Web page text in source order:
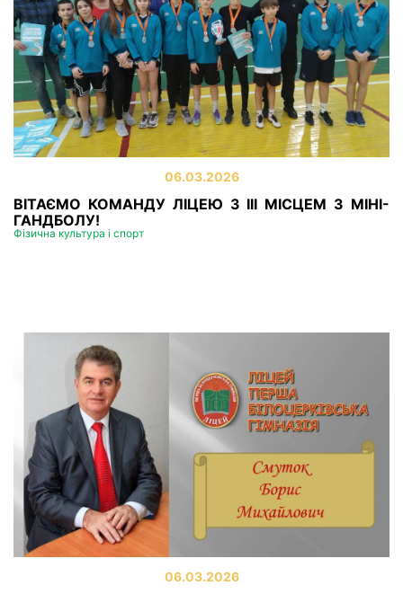
06.03.2026
ВІТАЄМО КОМАНДУ ЛІЦЕЮ З ІІІ МІСЦЕМ З МІНІ-
ГАНДБОЛУ!
Фізична культура і спорт
06.03.2026